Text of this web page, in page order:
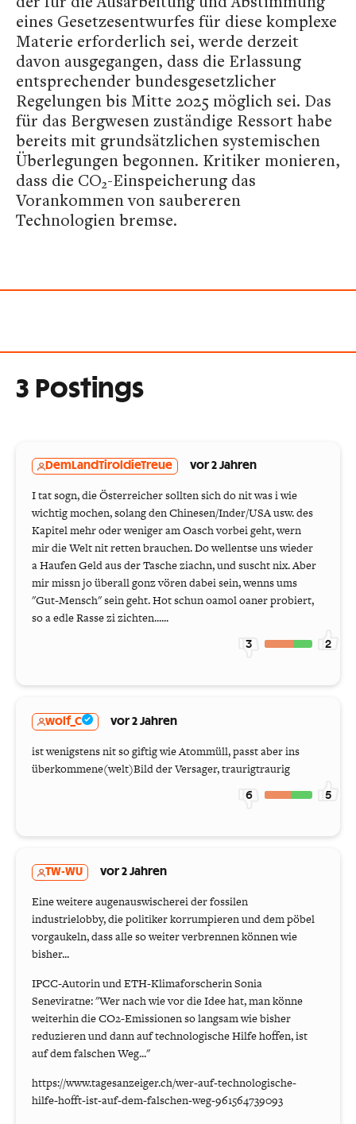
eines Gesetzesentwurfes für diese komplexe
Materie erforderlich sei, werde derzeit
davon ausgegangen, dass die Erlassung
entsprechender bundesgesetzlicher
Regelungen bis Mitte 2025 möglich sei. Das
für das Bergwesen zuständige Ressort habe
bereits mit grundsätzlichen systemischen
Überlegungen begonnen. Kritiker monieren,
dass die CO₂-Einspeicherung das
Vorankommen von saubereren
Technologien bremse.
3 Postings
DemLandTiroldieTreue vor 2 Jahren
I tat sogn, die Österreicher sollten sich do nit was i wie
wichtig mochen, solang den Chinesen/Inder/USA usw. des
Kapitel mehr oder weniger am Oasch vorbei geht, wern
mir die Welt nit retten brauchen. Do wellentse uns wieder
a Haufen Geld aus der Tasche ziachn, und suscht nix. Aber
mir missn jo überall gonz vören dabei sein, wenns ums
"Gut-Mensch" sein geht. Hot schun oamol oaner probiert,
so a edle Rasse zi zichten......
3 2
wolf_C vor 2 Jahren
ist wenigstens nit so giftig wie Atommüll, passt aber ins
überkommene(welt)Bild der Versager, traurigtraurig
6 5
TW-WU vor 2 Jahren
Eine weitere augenauswischerei der fossilen
industrielobby, die politiker korrumpieren und dem pöbel
vorgaukeln, dass alle so weiter verbrennen können wie
bisher...
IPCC-Autorin und ETH-Klimaforscherin Sonia
Seneviratne: "Wer nach wie vor die Idee hat, man könne
weiterhin die CO2-Emissionen so langsam wie bisher
reduzieren und dann auf technologische Hilfe hoffen, ist
auf dem falschen Weg..."
https://www.tagesanzeiger.ch/wer-auf-technologische-
hilfe-hofft-ist-auf-dem-falschen-weg-961564739093